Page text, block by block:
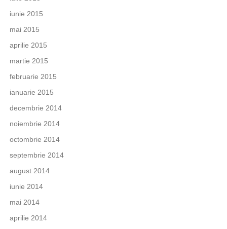
iunie 2015
mai 2015
aprilie 2015
martie 2015
februarie 2015
ianuarie 2015
decembrie 2014
noiembrie 2014
octombrie 2014
septembrie 2014
august 2014
iunie 2014
mai 2014
aprilie 2014